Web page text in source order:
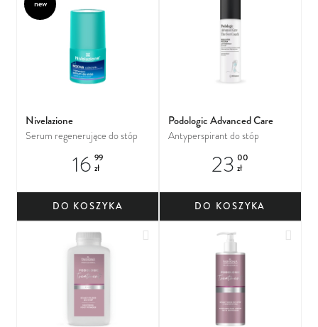
new
Nivelazione
Serum regenerujące do stóp
16 99
zł
DO KOSZYKA
Podologic Advanced Care
Antyperspirant do stóp
23 00
zł
DO KOSZYKA
Dodaj do ulubionych